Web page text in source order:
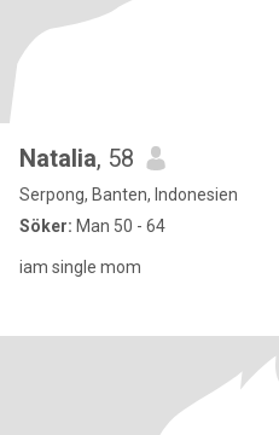
Natalia, 58
Serpong, Banten, Indonesien
Söker: Man 50 - 64
iam single mom